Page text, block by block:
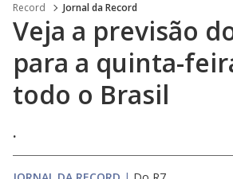
Record Jornal da Record
Veja a previsão
para a quinta-
todo o Brasil
.